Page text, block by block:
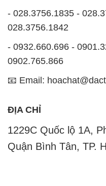
- 028.3756.1835 -
028.3756.1842
- 0932.660.696 -
0902.765.866
📧 Email:
ĐỊA CHỈ
1229C Quốc lộ 1A,
Quận Bình Tân, TP.